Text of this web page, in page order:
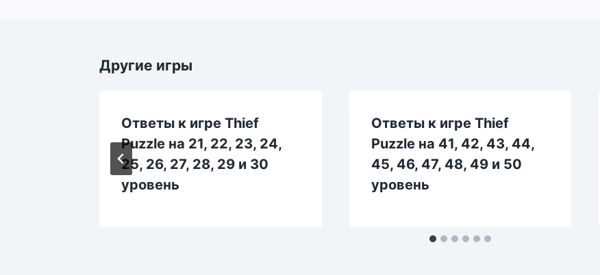
Другие игры
Ответы к игре Thief
Puzzle на 21, 22, 23, 24,
25, 26, 27, 28, 29 и 30
уровень
Ответы к игре Thief
Puzzle на 41, 42, 43, 44,
45, 46, 47, 48, 49 и 50
уровень